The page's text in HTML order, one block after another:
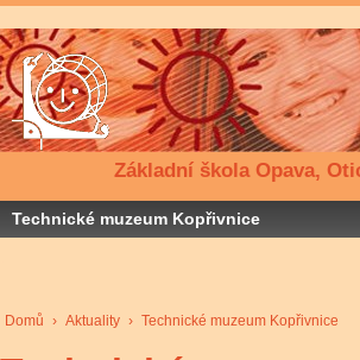
Základní škola Opava,
Technické muzeum Kopřivnice
Domů › Aktuality › Technické muzeum Kopřivnice